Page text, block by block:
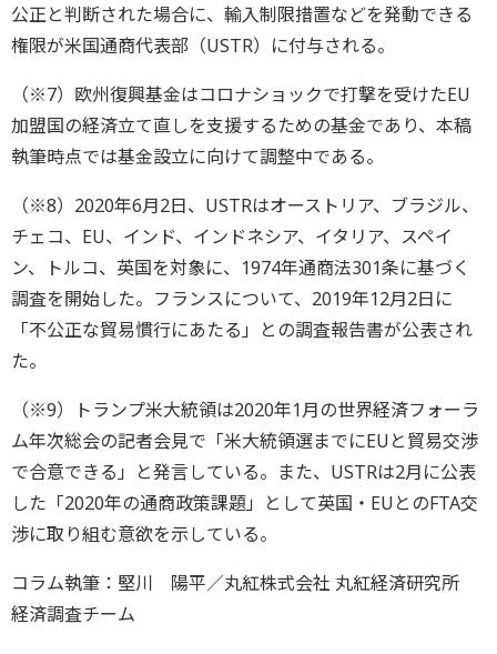
公正と判断された場合に、輸入制限措置などを発動できる
権限が米国通商代表部（USTR）に付与される。
（※7）欧州復興基金はコロナショックで打撃を受けたEU
加盟国の経済立て直しを支援するための基金であり、本稿
執筆時点では基金設立に向けて調整中である。
（※8）2020年6月2日、USTRはオーストリア、ブラジル、
チェコ、EU、インド、インドネシア、イタリア、スペイ
ン、トルコ、英国を対象に、1974年通商法301条に基づく
調査を開始した。フランスについて、2019年12月2日に
「不公正な貿易慣行にあたる」との調査報告書が公表され
た。
（※9）トランプ米大統領は2020年1月の世界経済フォーラ
ム年次総会の記者会見で「米大統領選までにEUと貿易交渉
で合意できる」と発言している。また、USTRは2月に公表
した「2020年の通商政策課題」として英国・EUとのFTA交
渉に取り組む意欲を示している。
コラム執筆：堅川 陽平／丸紅株式会社 丸紅経済研究所
経済調査チーム